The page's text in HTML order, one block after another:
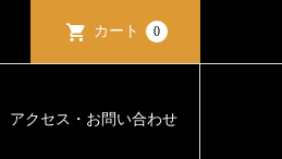
カート 0
アクセス・お問い合わせ